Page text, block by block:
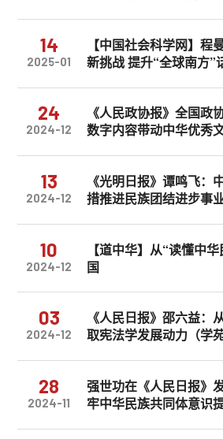
14
2025-01
【中国社会科学网】程
新挑战 提升“全球南方”
24
2024-12
《人民政协报》全国政
数字内容带动中华优秀
13
2024-12
《光明日报》谭鸣飞：
措推进民族团结进步事
10
2024-12
【道中华】从“读懂中
国
03
2024-12
《人民日报》邵六益：
取宪法学发展动力（学苑
28
2024-11
强世功在《人民日报》
牢中华民族共同体意识